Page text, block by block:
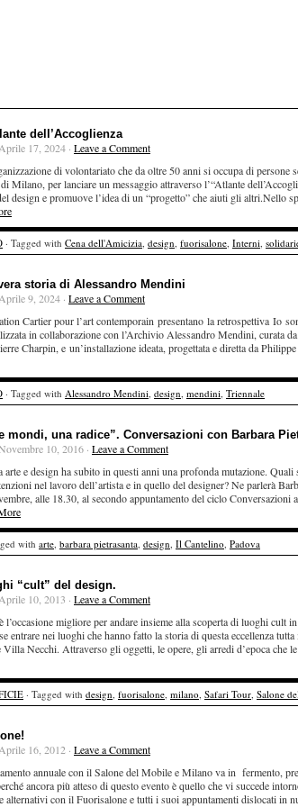
dell’Accoglienza
17, 2024 · Leave a Comment
di volontariato che da oltre 50 anni si occupa di persone
Milano, per lanciare un messaggio attraverso l’“Atlante
design e promuove l’idea di un “progetto” che aiuti gli altri.Nello
· Tagged with Cena dell'Amicizia, design, fuorisalone, Interni,
storia di Alessandro Mendini
9, 2024 · Leave a Comment
Cartier pour l’art contemporain presentano la retrospettiva Io
in collaborazione con l’Archivio Alessandro Mendini, curata
Charpin, e un’installazione ideata, progettata e diretta da
· Tagged with Alessandro Mendini, design, mendini, Triennale
mondi, una radice”. Conversazioni con Barbara
10, 2016 · Leave a Comment
arte e design ha subito in questi anni una profonda mutazione.
nel lavoro dell’artista e in quello del designer? Ne parlerà
alle 18.30, al secondo appuntamento del ciclo
with arte, barbara pietrasanta, design, Il Cantelino, Padova
“cult” del design.
10, 2013 · Leave a Comment
l’occasione migliore per andare insieme alla scoperta di luoghi cult
entrare nei luoghi che hanno fatto la storia di questa eccellenza
Villa Necchi. Attraverso gli oggetti, le opere, gli arredi d’epoca che
· Tagged with design, fuorisalone, milano, Safari Tour, Salone
16, 2012 · Leave a Comment
annuale con il Salone del Mobile e Milano va in fermento,
ancora più atteso di questo evento è quello che vi succede
alternativi con il Fuorisalone e tutti i suoi appuntamenti dislocati in